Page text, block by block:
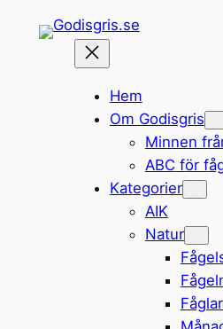
Hem
Om Godisgris
Minnen
ABC för
Kategorier
AIK
Natur